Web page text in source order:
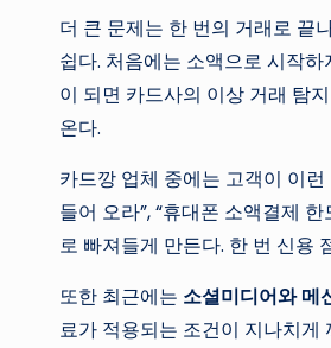
더 큰 문제는 한 번의 거래로 끝
쉽다. 처음에는 소액으로 시작
이 되면 카드사의 이상 거래 탐
온다.
카드깡 업체 중에는 고객이 이
들어 오라”, “휴대폰 소액결제
로 빠져들게 만든다. 한 번 신용
또한 최근에는 소셜미디어와 메
료가 적용되는 조건이 지나치게